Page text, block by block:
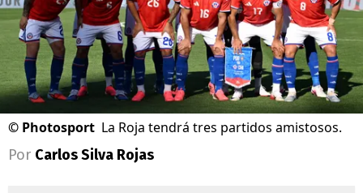
© Photosport La Roja tendrá tres partidos amistosos.
Por Carlos Silva Rojas